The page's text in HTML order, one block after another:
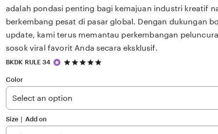
adalah pondasi penting bagi kemajuan industri kreatif
berkembang pesat di pasar global. Dengan dukungan
update, kami terus memantau perkembangan
sosok viral favorit Anda secara eksklusif.
BKDK RULE 34
5
5
stars
Color
Size ∣ Add on